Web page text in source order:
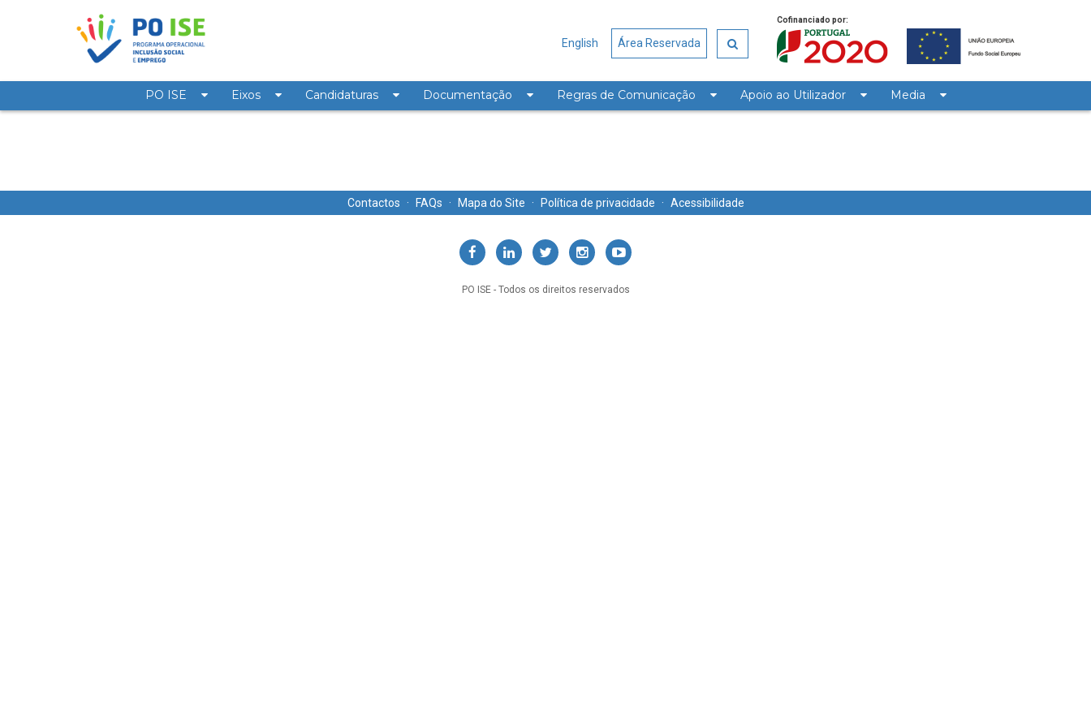
Saltar para o conteúdo
n2-2017
Cofinanciado por:
English Área Reservada
PO ISE Eixos Candidaturas Documentação Regras de Comunicação Apoio ao Utilizador Media
Contactos · FAQs · Mapa do Site · Política de privacidade · Acessibilidade
PO ISE - Todos os direitos reservados